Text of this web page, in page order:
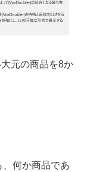
元の商品を8か
何か商品であ